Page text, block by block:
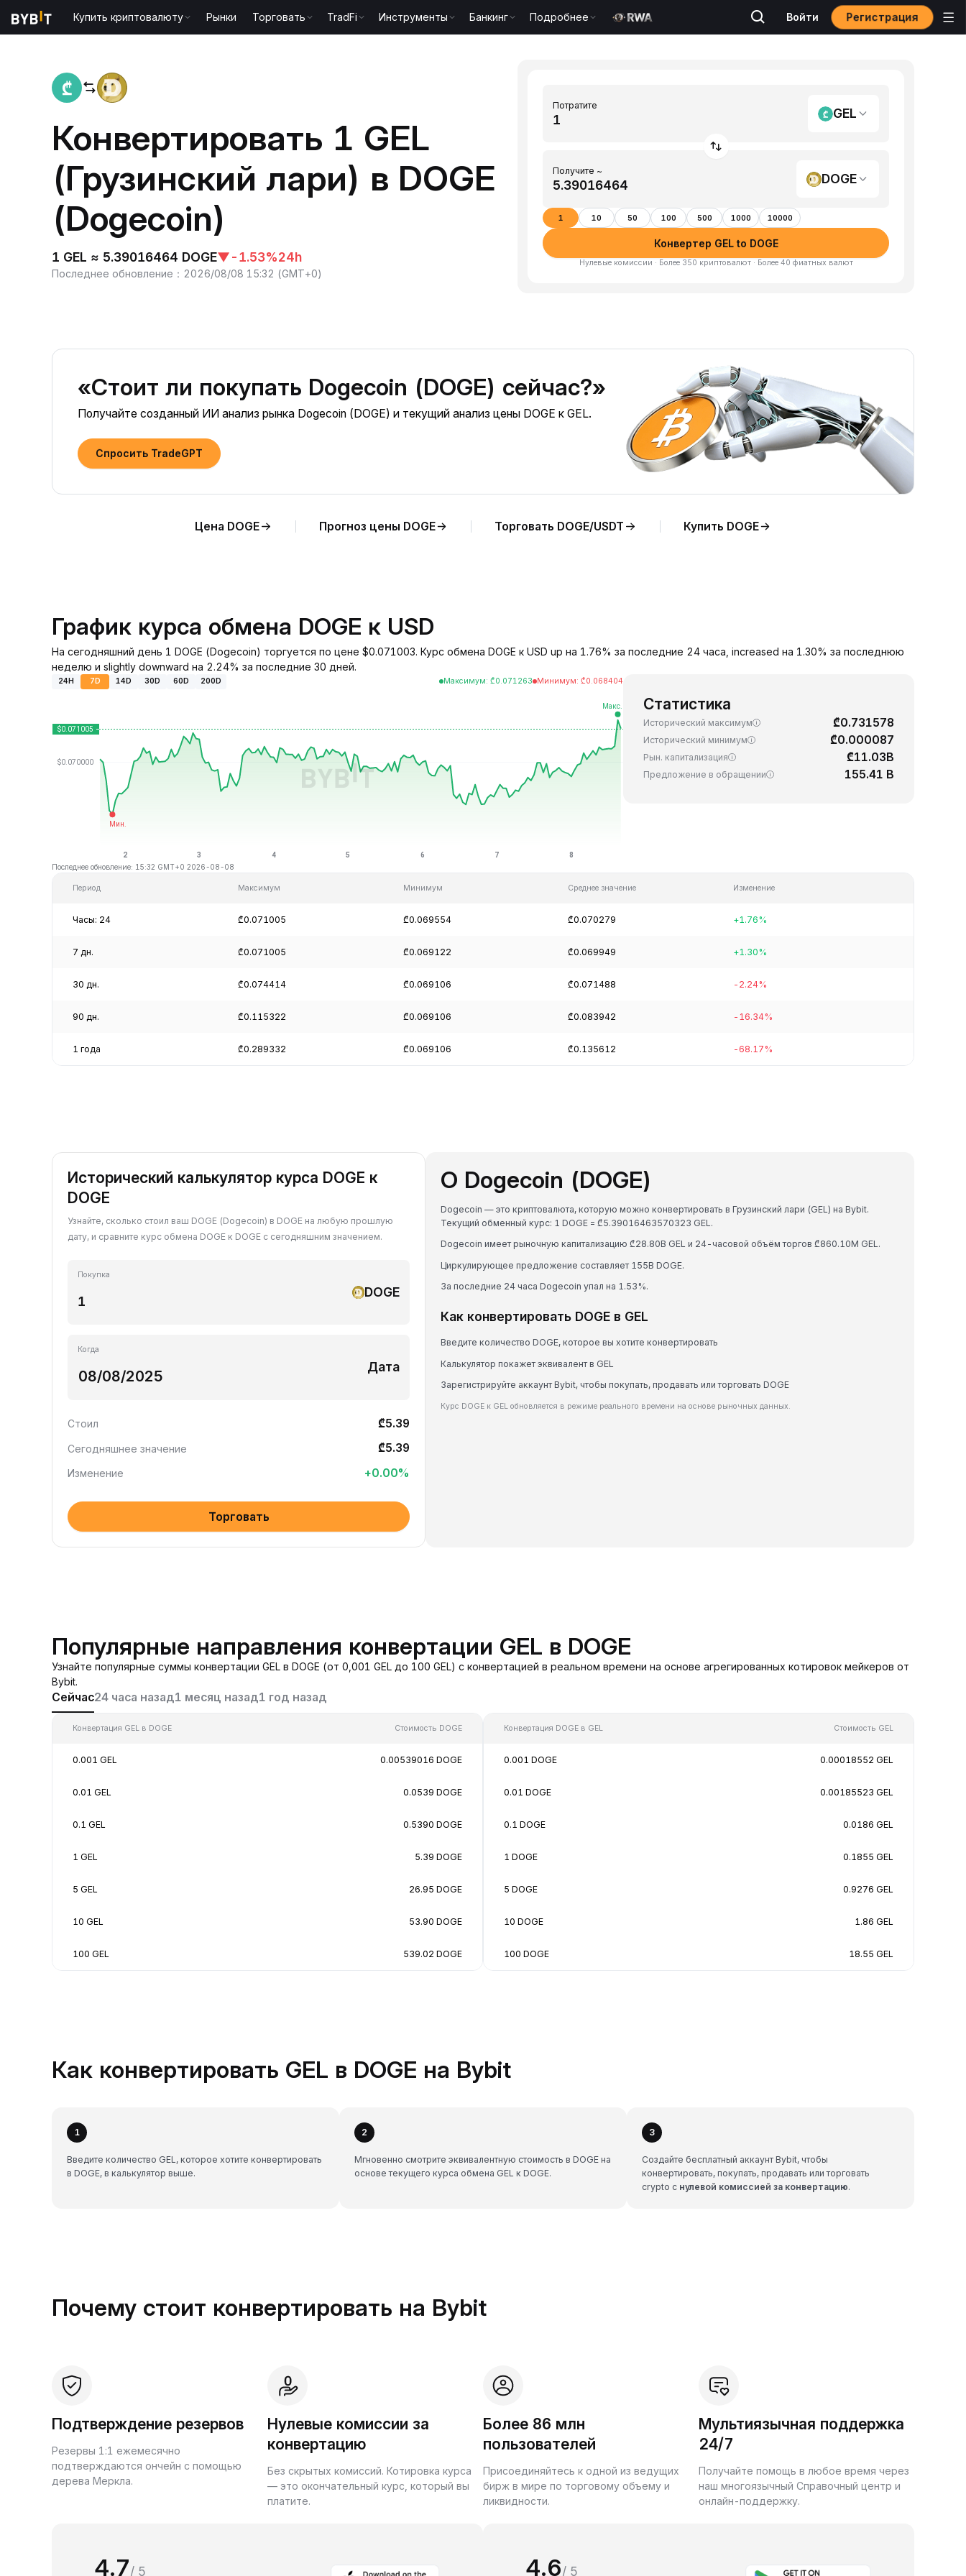
Купить криптовалюту Рынки Торговать TradFi Инструменты Банкинг Подробнее Войти Регистрация
Конвертировать 1 GEL
(Грузинский лари) в DOGE
(Dogecoin)
1 GEL ≈ 5.39016464 DOGE▼-1.53%24h
Последнее обновление ： 2026/08/08 15:32 (GMT+0)
Потратите
GEL
Получите ~
DOGE
1 10 50 100 500 1000 10000
Конвертер GEL to DOGE
Нулевые комиссии · Более 350 криптовалют · Более 40 фиатных валют
«Стоит ли покупать Dogecoin (DOGE) сейчас?»
Получайте созданный ИИ анализ рынка Dogecoin (DOGE) и текущий анализ цены DOGE к GEL.
Спросить TradeGPT
Цена DOGE Прогноз цены DOGE Торговать DOGE/USDT Купить DOGE
График курса обмена DOGE к USD
На сегодняшний день 1 DOGE (Dogecoin) торгуется по цене $0.071003. Курс обмена DOGE к USD up на 1.76% за последние 24 часа, increased на 1.30% за последнюю
неделю и slightly downward на 2.24% за последние 30 дней.
24H 7D 14D 30D 60D 200D Максимум: ₾0.071263 Минимум: ₾0.068404
Последнее обновление: 15:32 GMT+0 2026-08-08
Статистика
Исторический максимум ₾0.731578
Исторический минимум ₾0.000087
Рын. капитализация ₾11.03B
Предложение в обращении 155.41 B
Период Максимум Минимум Среднее значение Изменение
Часы: 24 ₾0.071005 ₾0.069554 ₾0.070279 +1.76%
7 дн. ₾0.071005 ₾0.069122 ₾0.069949 +1.30%
30 дн. ₾0.074414 ₾0.069106 ₾0.071488 -2.24%
90 дн. ₾0.115322 ₾0.069106 ₾0.083942 -16.34%
1 года ₾0.289332 ₾0.069106 ₾0.135612 -68.17%
Исторический калькулятор курса DOGE к
DOGE
Узнайте, сколько стоил ваш DOGE (Dogecoin) в DOGE на любую прошлую
дату, и сравните курс обмена DOGE к DOGE с сегодняшним значением.
Покупка
DOGE
Когда
Дата
Стоил ₾5.39
Сегодняшнее значение ₾5.39
Изменение +0.00%
Торговать
О Dogecoin (DOGE)
Dogecoin — это криптовалюта, которую можно конвертировать в Грузинский лари (GEL) на Bybit.
Текущий обменный курс: 1 DOGE = ₾5.39016463570323 GEL.
Dogecoin имеет рыночную капитализацию ₾28.80B GEL и 24-часовой объём торгов ₾860.10M GEL.
Циркулирующее предложение составляет 155B DOGE.
За последние 24 часа Dogecoin упал на 1.53%.
Как конвертировать DOGE в GEL
Введите количество DOGE, которое вы хотите конвертировать
Калькулятор покажет эквивалент в GEL
Зарегистрируйте аккаунт Bybit, чтобы покупать, продавать или торговать DOGE
Курс DOGE к GEL обновляется в режиме реального времени на основе рыночных данных.
Популярные направления конвертации GEL в DOGE
Узнайте популярные суммы конвертации GEL в DOGE (от 0,001 GEL до 100 GEL) с конвертацией в реальном времени на основе агрегированных котировок мейкеров от
Bybit.
Сейчас24 часа назад1 месяц назад1 год назад
Конвертация GEL в DOGE Стоимость DOGE
0.001 GEL 0.00539016 DOGE
0.01 GEL 0.0539 DOGE
0.1 GEL 0.5390 DOGE
1 GEL 5.39 DOGE
5 GEL 26.95 DOGE
10 GEL 53.90 DOGE
100 GEL 539.02 DOGE
Конвертация DOGE в GEL Стоимость GEL
0.001 DOGE 0.00018552 GEL
0.01 DOGE 0.00185523 GEL
0.1 DOGE 0.0186 GEL
1 DOGE 0.1855 GEL
5 DOGE 0.9276 GEL
10 DOGE 1.86 GEL
100 DOGE 18.55 GEL
Как конвертировать GEL в DOGE на Bybit
1
Введите количество GEL, которое хотите конвертировать
в DOGE, в калькулятор выше.
2
Мгновенно смотрите эквивалентную стоимость в DOGE на
основе текущего курса обмена GEL к DOGE.
3
Создайте бесплатный аккаунт Bybit, чтобы
конвертировать, покупать, продавать или торговать
crypto с нулевой комиссией за конвертацию.
Почему стоит конвертировать на Bybit
Подтверждение резервов
Резервы 1:1 ежемесячно
подтверждаются ончейн с помощью
дерева Меркла.
Нулевые комиссии за
конвертацию
Без скрытых комиссий. Котировка курса
— это окончательный курс, который вы
платите.
Более 86 млн
пользователей
Присоединяйтесь к одной из ведущих
бирж в мире по торговому объему и
ликвидности.
Мультиязычная поддержка
24/7
Получайте помощь в любое время через
наш многоязычный Справочный центр и
онлайн-поддержку.
4.7/ 5 4.6/ 5